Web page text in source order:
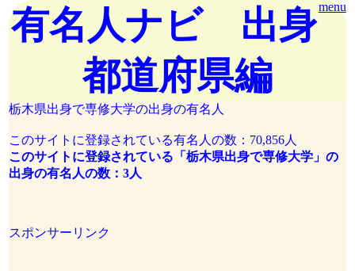
menu
有名人ナビ 出身
都道府県編
栃木県出身で専修大学の出身の有名人
このサイトに登録されている有名人の数：70,856人
このサイトに登録されている「栃木県出身で専修大学」の
出身の有名人の数：3人
スポンサーリンク